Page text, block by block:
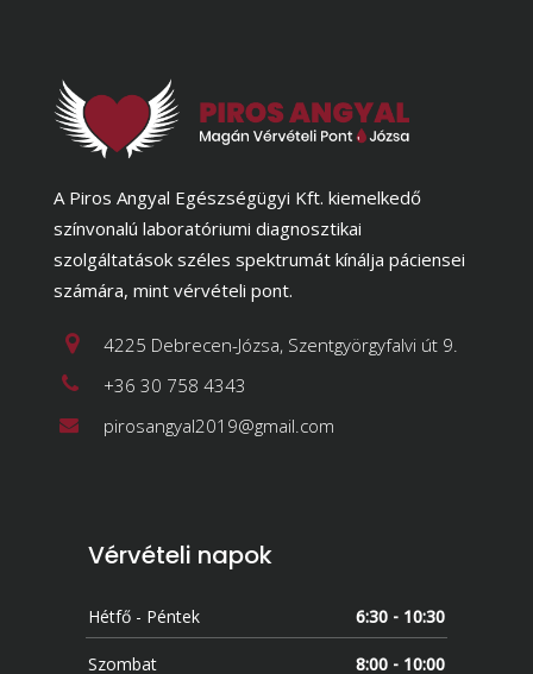
A Piros Angyal Egészségügyi Kft. kiemelkedő
színvonalú laboratóriumi diagnosztikai
szolgáltatások széles spektrumát kínálja páciensei
számára, mint vérvételi pont.
4225 Debrecen-Józsa, Szentgyörgyfalvi út 9.
+36 30 758 4343
pirosangyal2019@gmail.com
Vérvételi napok
Hétfő - Péntek 6:30 - 10:30
Szombat 8:00 - 10:00